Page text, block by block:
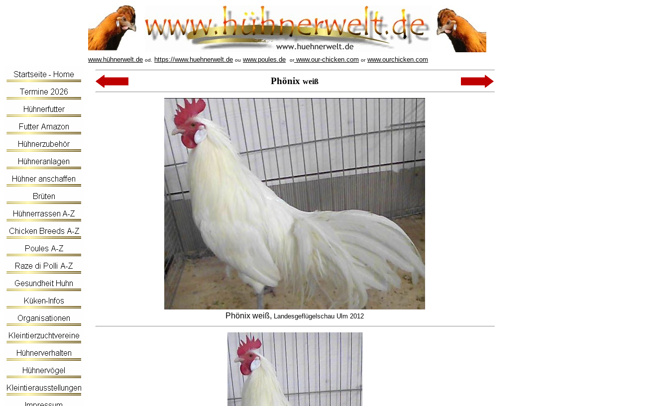
www.hühnerwelt.de od. https://www.huehnerwelt.de ou www.poules.de orwww.our-chicken.com or www.ourchicken.com
Phönix weiß
Phönix weiß, Landesgeflügelschau Ulm 2012